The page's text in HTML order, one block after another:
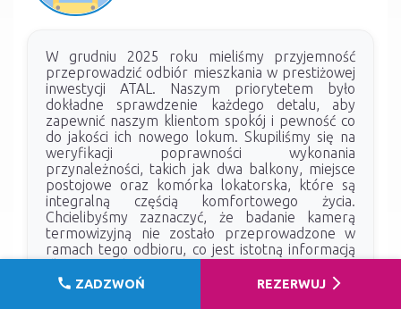
W grudniu 2025 roku mieliśmy przyjemność
przeprowadzić odbiór mieszkania w prestiżowej
inwestycji ATAL. Naszym priorytetem było
dokładne sprawdzenie każdego detalu, aby
zapewnić naszym klientom spokój i pewność co
do jakości ich nowego lokum. Skupiliśmy się na
weryfikacji poprawności wykonania
przynależności, takich jak dwa balkony, miejsce
postojowe oraz komórka lokatorska, które są
integralną częścią komfortowego życia.
Chcielibyśmy zaznaczyć, że badanie kamerą
termowizyjną nie zostało przeprowadzone w
ramach tego odbioru, co jest istotną informacją
nie zidentyfikowaliśmy żadnych problemów z
call ZADZWOŃ REZERWUJ arrow_forward_ios